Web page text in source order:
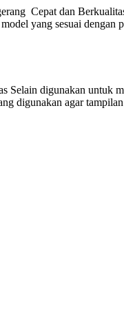
Cepat dan
yang sesuai
digunakan untuk
digunakan agar